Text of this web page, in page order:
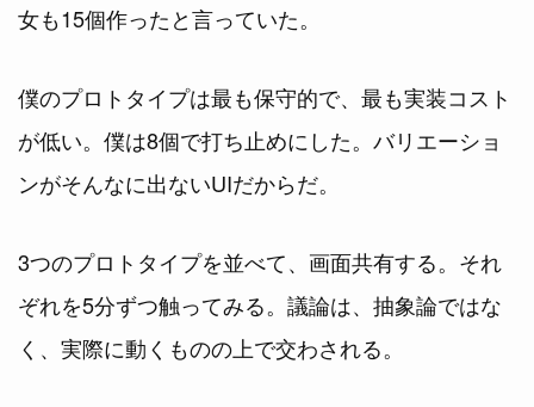
女も15個作ったと言っていた。
僕のプロトタイプは最も保守的で、最も実装コスト
が低い。僕は8個で打ち止めにした。バリエーショ
ンがそんなに出ないUIだからだ。
3つのプロトタイプを並べて、画面共有する。それ
ぞれを5分ずつ触ってみる。議論は、抽象論ではな
く、実際に動くものの上で交わされる。